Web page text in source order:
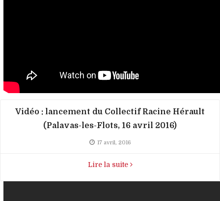
Vidéo : lancement du Collectif Racine Hérault
(Palavas-les-Flots, 16 avril 2016)
17 avril, 2016
Lire la suite